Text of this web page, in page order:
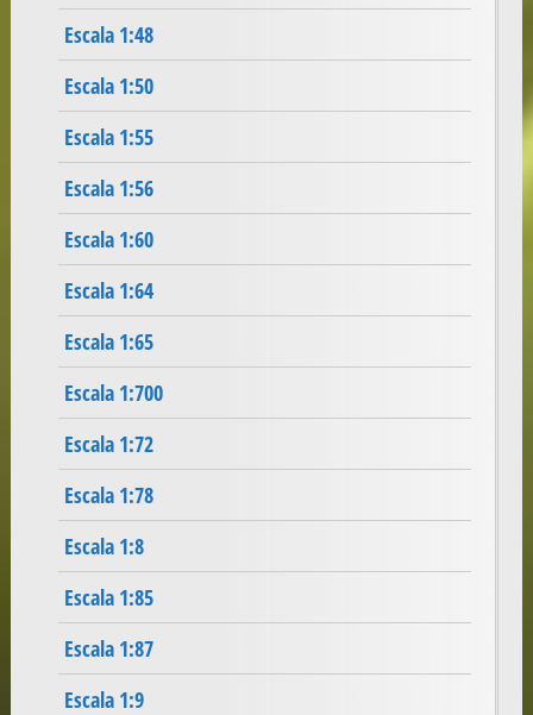
Escala 1:48
Escala 1:50
Escala 1:55
Escala 1:56
Escala 1:60
Escala 1:64
Escala 1:65
Escala 1:700
Escala 1:72
Escala 1:78
Escala 1:8
Escala 1:85
Escala 1:87
Escala 1:9